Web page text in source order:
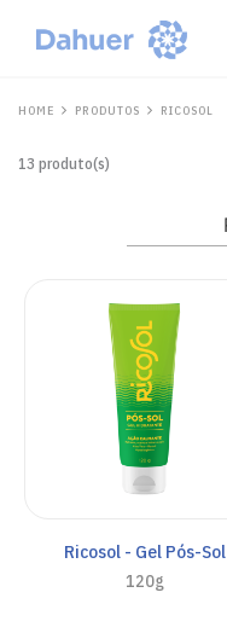
HOME PRODUTOS RICOSOL
13 produto(s)
Ricosol - Gel Pós-Sol
120g